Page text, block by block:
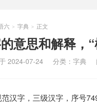
六 > 字典 > 正文
意思和解释，
2024-07-24 分类： 字典
汉字，三级汉字，序号